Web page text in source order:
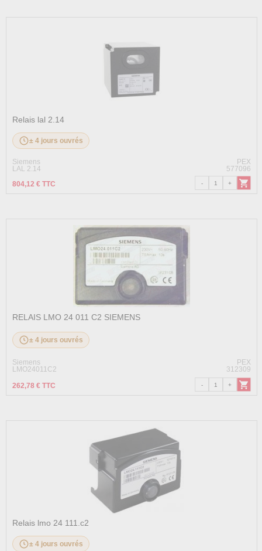
Relais lal 2.14
± 4 jours ouvrés
Siemens
PEX
LAL 2.14
577096
804,12 € TTC
RELAIS LMO 24 011 C2 SIEMENS
± 4 jours ouvrés
Siemens
PEX
LMO24011C2
312309
262,78 € TTC
Relais lmo 24 111.c2
± 4 jours ouvrés